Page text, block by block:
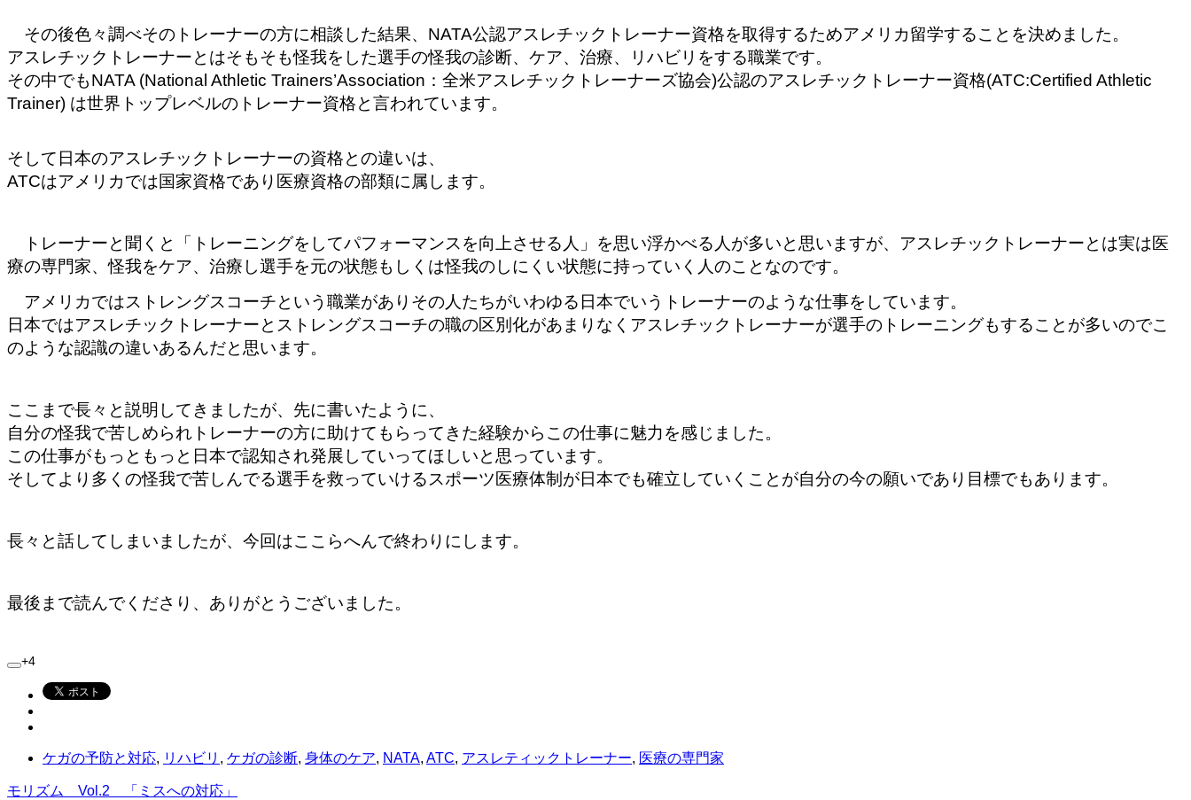
その後色々調べその トレーナーの方に相談した結果、NATA公認アスレチックトレーナー資格を取得するためアメ リカ留学することを決めました。
アスレチックトレーナーとはそもそも怪我をした選手の怪我の診断、ケア、治療、リハビリをする職業です。
その中でもNATA (National Athletic Trainers’Association：全米アスレチックトレーナーズ協会)公認のアスレチックトレーナー資格(ATC:Certified Athletic
Trainer) は世界トップレベルのトレーナー資格と言われています。
そして日本のアスレチックトレーナーの資格との違いは、
ATCはアメリカでは国家資格であり医療資格の部類に属 します。
トレーナーと聞くと「トレーニングをしてパフォーマンスを向上させる人」を思い浮かべる人が多いと思いますが、アスレチックトレーナーとは実は医
療の専門家、怪我をケア、 治療し選手を元の状態もしくは怪我のしにくい状態に持っていく人のことなのです。
アメリカではストレングスコーチという職業がありその人たちがいわゆる日本でいうトレーナーのよう な仕事をしています。
日本ではアスレチックトレーナーとストレングスコーチの職の区別化があまりなくアスレチックトレーナーが選手のトレーニングもすることが多いのでこ
のような認識の違いあるんだと思います。
ここまで長々と説明してきましたが、先に書いたように、
自分の怪我で苦しめられトレーナーの方に助けてもらってきた経験からこの仕事に魅力を感じ ました。
この仕事がもっともっと日本で認知され発展していってほしいと思っています。
そしてより多くの怪我で苦しんでる選手を救っていけるスポーツ医療体制が日本でも確立していく ことが自分の今の願いであり目標でもあります。
長々と話してしまいましたが、今回はここらへんで終わりにします。
最後まで読んでくださり、ありがとうございました。
+4
ケガの予防と対応, リハビリ , ケガの診断, 身体のケア, NATA, ATC, アスレティックトレーナー, 医療の専門家
モリズム Vol.2 「ミスへの対応」